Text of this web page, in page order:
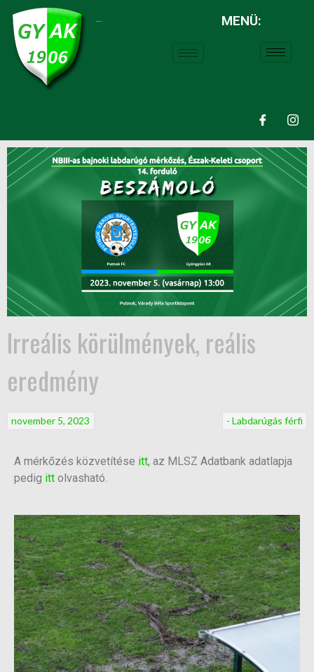
MENÜ:
Irreális körülmények, reális
eredmény
- Labdarúgás férfi
november 5, 2023
A mérkőzés közvetítése itt, az MLSZ Adatbank adatlapja
pedig itt olvasható.